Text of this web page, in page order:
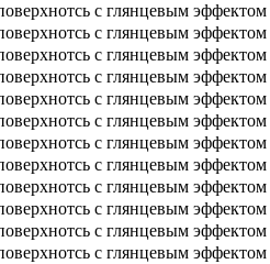
с глянцевым эффектом
с глянцевым эффектом
с глянцевым эффектом
с глянцевым эффектом
с глянцевым эффектом
с глянцевым эффектом
с глянцевым эффектом
с глянцевым эффектом
с глянцевым эффектом
с глянцевым эффектом
с глянцевым эффектом
с глянцевым эффектом